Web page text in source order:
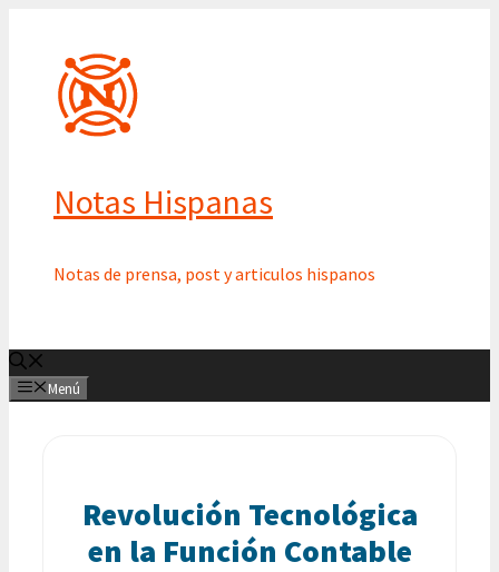
contenido
Notas Hispanas
Notas de prensa, post y articulos hispanos
Menú
Revolución Tecnológica
en la Función Contable